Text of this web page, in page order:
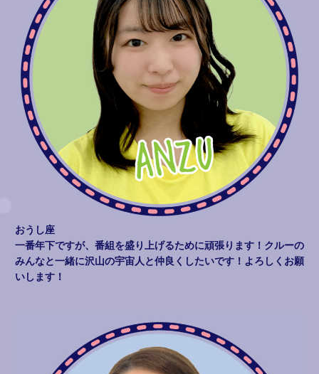
おうし座
一番年下ですが、番組を盛り上げるために頑張ります！クルーの
みんなと一緒に沢山の宇宙人と仲良くしたいです！よろしくお願
いします！